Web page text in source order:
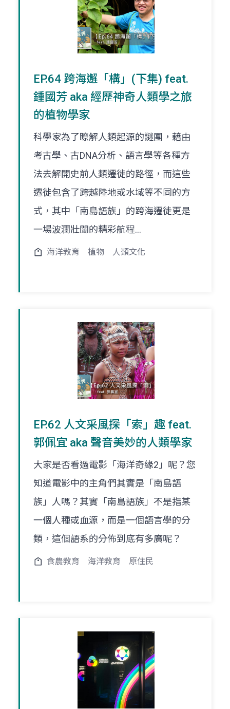
EP.64 跨海邂「構」(下集) feat.
鍾國芳 aka 經歷神奇人類學之旅
的植物學家
科學家為了瞭解人類起源的謎團，藉由
考古學、古DNA分析、語言學等各種方
法去解開史前人類遷徙的路徑，而這些
遷徙包含了跨越陸地或水域等不同的方
式，其中「南島語族」的跨海遷徙更是
一場波瀾壯闊的精彩航程...
海洋教育 植物 人類文化
EP.62 人文采風探「索」趣 feat.
郭佩宜 aka 聲音美妙的人類學家
大家是否看過電影「海洋奇緣2」呢？您
知道電影中的主角們其實是「南島語
族」人嗎？其實「南島語族」不是指某
一個人種或血源，而是一個語言學的分
類，這個語系的分佈到底有多廣呢？
食農教育 海洋教育 原住民